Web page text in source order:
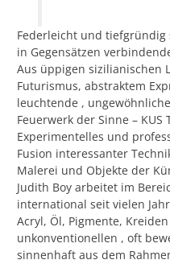
Federleicht und tiefgründig
in Gegensätzen
Aus üppigen sizilianischen
Futurismus, abstraktem
leuchtende ,
Feuerwerk der Sinne – KUS
Experimentelles und
Fusion interessanter
Malerei und Objekte der
Judith Boy arbeitet im
international seit vielen
Acryl, Öl, Pigmente,
unkonventionellen , oft
sinnenhaft aus dem